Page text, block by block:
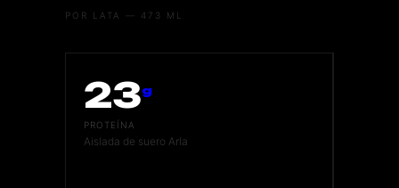
POR LATA — 473 ML
23g
PROTEÍNA
Aislada de suero Arla